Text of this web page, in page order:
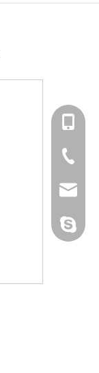
+86-
0752-